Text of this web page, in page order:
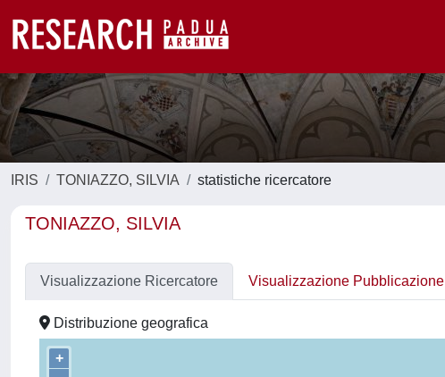
IRIS TONIAZZO, SILVIA statistiche ricercatore
TONIAZZO, SILVIA
Visualizzazione Ricercatore Visualizzazione Pubblicazione
Distribuzione geografica
+